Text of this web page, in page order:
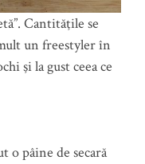
Cantităţile se
un freestyler în
şi la gust ceea ce
o pâine de secară